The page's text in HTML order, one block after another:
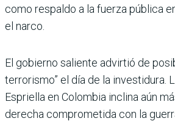
como respaldo a la fuerza pública
el narco.
El gobierno saliente advirtió de
terrorismo” el día de la investidura.
Espriella en Colombia inclina aún
derecha comprometida con la